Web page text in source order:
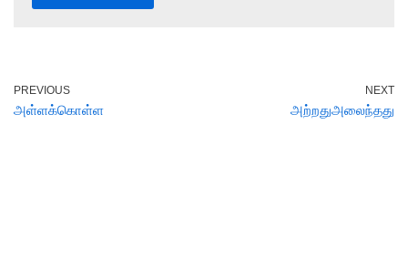
PREVIOUS
அள்ளக்கொள்ள
NEXT
அற்றதுஅலைந்தது